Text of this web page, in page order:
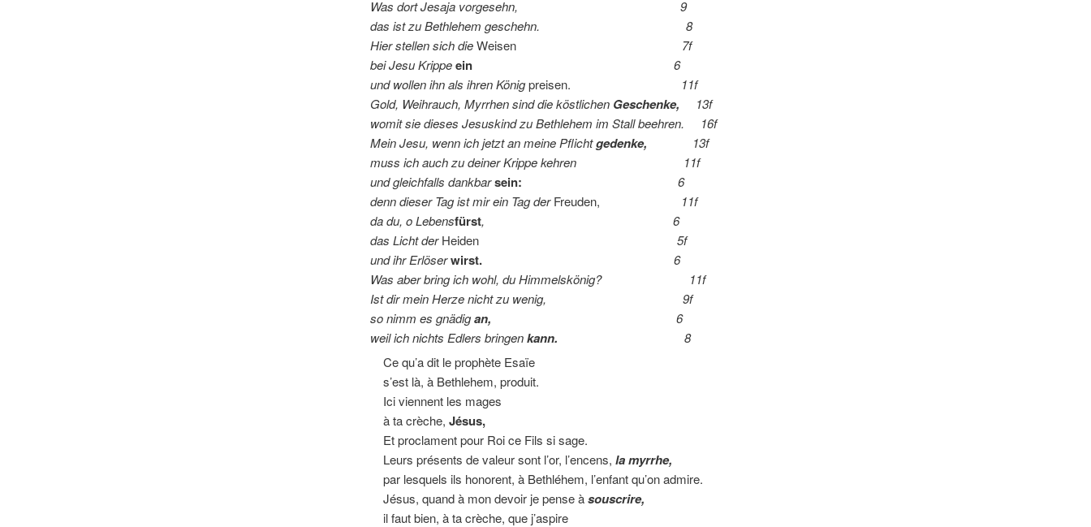
Was dort Jesaja vorgesehn, 9
das ist zu Bethlehem geschehn. 8
Hier stellen sich dieWeisen
7f
bei Jesu Krippeein 6
und wollen ihn als ihren Königpreisen. 11f
Gold, Weihrauch, Myrrhen sind die köstlichen Geschenke,
13f
womit sie dieses Jesuskind zu Bethlehem im Stall beehren. 16f
Mein Jesu, wenn ich jetzt an meine Pflichtgedenke, 13f
muss ich auch zu deiner Krippe kehren 11f
und gleichfalls dankbarsein:
6
denn dieser Tag ist mir ein Tag derFreuden, 11f
da du, o Lebensfürst, 6
das Licht derHeiden 5f
und ihr Erlöserwirst. 6
Was aber bring ich wohl, du Himmelskönig? 11f
Ist dir mein Herze nicht zu wenig, 9f
so nimm es gnädigan, 6
weil ich nichts Edlers bringenkann. 8
Ce qu’a dit le prophète Esaïe
s’est là, à Bethlehem, produit.
Ici viennent les mages
à ta crèche, Jésus,
Et proclament pour Roi ce Fils si sage.
Leurs présents de valeur sont l’or, l’encens, la myrrhe,
par lesquels ils honorent, à Bethléhem, l’enfant qu’on admire.
Jésus, quand à mon devoir je pense àsouscrire,
il faut bien, à ta crèche, que j’aspire